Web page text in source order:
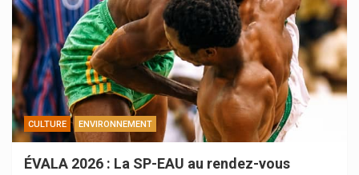
CULTURE ENVIRONNEMENT
ÉVALA 2026 : La SP-EAU au rendez-vous